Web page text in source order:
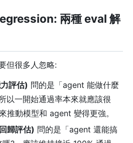
兩種 eval 解
但很多人忽略:
評估) 問的是「agent 能做什麼
以一開始通過率本來就應該很
推動模型和 agent 變得更強。
歸評估) 問的是「agent 還能搞